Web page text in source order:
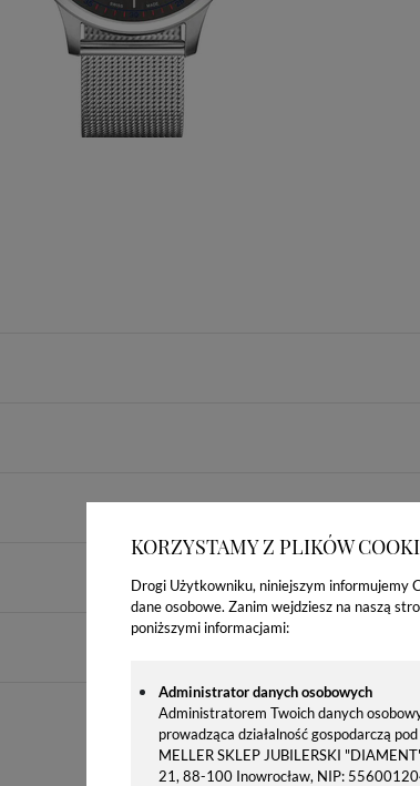
KORZYSTAMY Z PLIKÓW
Drogi Użytkowniku, niniejszym informujemy
dane osobowe. Zanim wejdziesz na naszą
poniższymi informacjami:
Administrator danych osobowych
Administratorem Twoich danych
prowadząca działalność gospodarczą
MELLER SKLEP JUBILERSKI
21, 88-100 Inowrocław, NIP:
OSTATNIO OGLĄDANE